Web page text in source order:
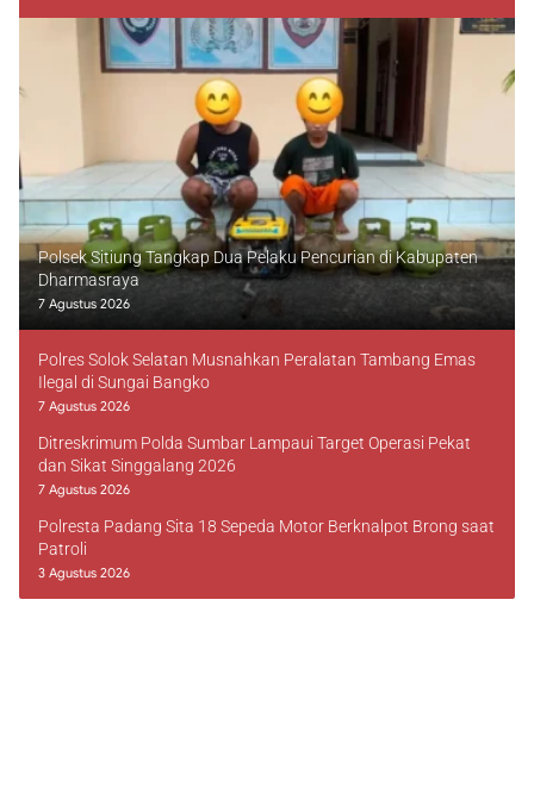
Polsek Sitiung Tangkap Dua Pelaku Pencurian di Kabupaten
Dharmasraya
7 Agustus 2026
Polres Solok Selatan Musnahkan Peralatan Tambang Emas
Ilegal di Sungai Bangko
7 Agustus 2026
Ditreskrimum Polda Sumbar Lampaui Target Operasi Pekat
dan Sikat Singgalang 2026
7 Agustus 2026
Polresta Padang Sita 18 Sepeda Motor Berknalpot Brong saat
Patroli
3 Agustus 2026